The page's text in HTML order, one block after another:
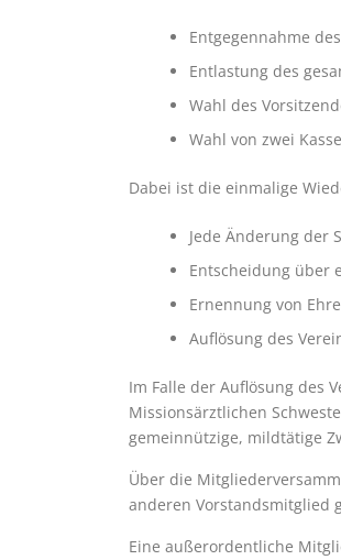
Entgegennahme
Entlastung des
Wahl des
Wahl von zwei
Dabei ist die einmalige
Jede Änderung der
Entscheidung über
Ernennung von
Auflösung des
Im Falle der Auflösung des
Missionsärztlichen
gemeinnützige, mildtätige
Über die
anderen Vorstandsmitglied
Eine außerordentliche